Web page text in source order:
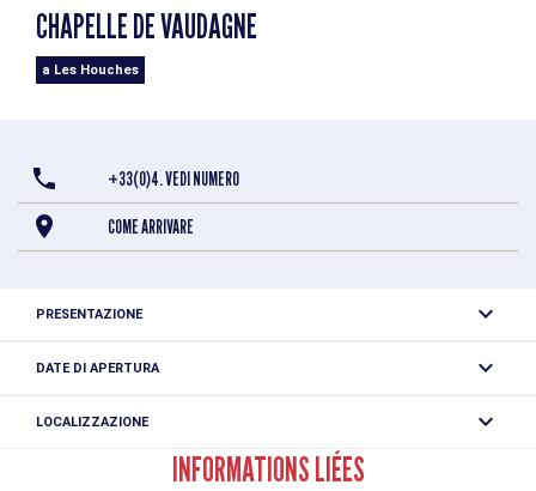
CHAPELLE DE VAUDAGNE
a Les Houches
+33(0)4. VEDI NUMERO
COME ARRIVARE
PRESENTAZIONE
DATE DI APERTURA
LOCALIZZAZIONE
Chapelle de VaudagneINFORMATIONS LIÉES